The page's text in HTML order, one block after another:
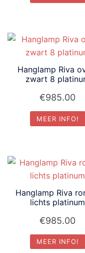
Hanglamp Riva
zwart 8
€985.00
MEER INFO!
Hanglamp Riva
lichts platinum
€985.00
MEER INFO!